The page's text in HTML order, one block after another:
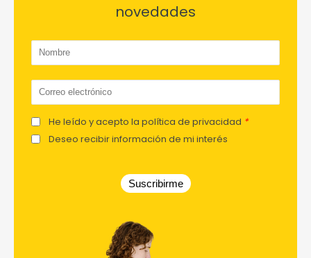
novedades
He leído y acepto la política de privacidad *
Deseo recibir información de mi interés
Suscribirme